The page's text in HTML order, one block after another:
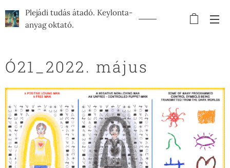
Plejádi tudás átadó. Keylonta-
anyag oktató.
Ó21_2022. május